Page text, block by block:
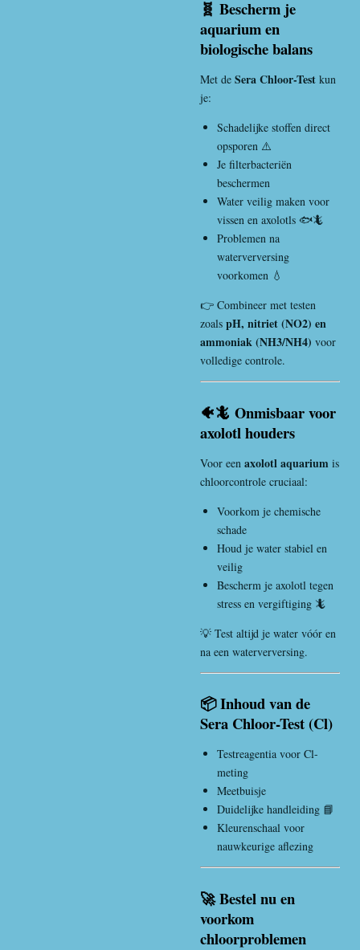
🧬 Bescherm je
aquarium en
biologische balans
Met de Sera Chloor-Test kun
je:
Schadelijke stoffen direct
opsporen ⚠️
Je filterbacteriën
beschermen
Water veilig maken voor
vissen en axolotls 🐟🦎
Problemen na
waterverversing
voorkomen 💧
👉 Combineer met testen
zoals pH, nitriet (NO2) en
ammoniak (NH3/NH4) voor
volledige controle.
🐠🦎 Onmisbaar voor
axolotl houders
Voor een axolotl aquarium is
chloorcontrole cruciaal:
Voorkom je chemische
schade
Houd je water stabiel en
veilig
Bescherm je axolotl tegen
stress en vergiftiging 🦎
💡 Test altijd je water vóór en
na een waterverversing.
📦 Inhoud van de
Sera Chloor-Test (Cl)
Testreagentia voor Cl-
meting
Meetbuisje
Duidelijke handleiding 📘
Kleurenschaal voor
nauwkeurige aflezing
🚀 Bestel nu en
voorkom
chloorproblemen